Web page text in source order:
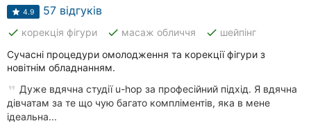
4.9 57 відгуків
done корекція фігури done масаж обличчя done шейпінг
Сучасні процедури омолодження та корекції фігури з
новітнім обладнанням.
Дуже вдячна студії u-hop за професійний підхід. Я вдячна
дівчатам за те що чую багато компліментів, яка в мене
ідеальна...